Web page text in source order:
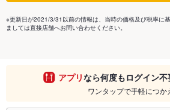
※更新日が2021/3/31以前の情報は、当時の価格及び税率に
ましては直接店舗へお問い合わせください。
アプリなら何度もログイン不
ワンタップで手軽につか